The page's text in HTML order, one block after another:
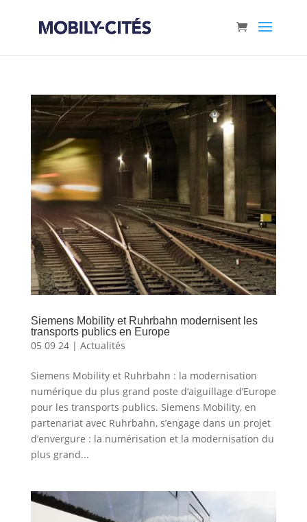
Siemens Mobility et Ruhrbahn modernisent les
transports publics en Europe
05 09 24| Actualités
Siemens Mobility et Ruhrbahn : la modernisation
numérique du plus grand poste d’aiguillage d’Europe
pour les transports publics. Siemens Mobility, en
partenariat avec Ruhrbahn, s’engage dans un projet
d’envergure : la numérisation et la modernisation du
plus grand...